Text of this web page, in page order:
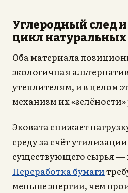
Углеродный след
цикл
Оба материала
экологичная
утеплителям, и в целом
механизм их
Эковата снижает
среду за счёт
существующего сырья —
Переработка бумаги
меньше энергии, чем